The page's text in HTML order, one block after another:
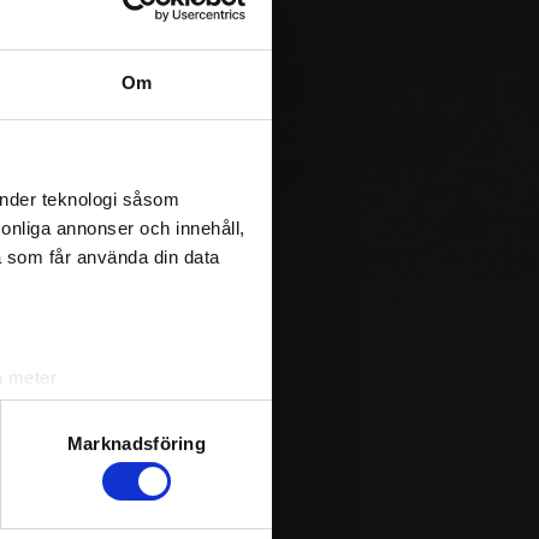
Om
teknologi såsom
annonser och innehåll,
får använda din data
meter
. Du kan ändra
funktioner för
Marknadsföring
2
1
0
2
0
0